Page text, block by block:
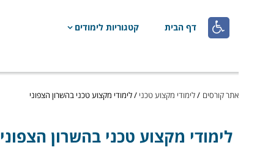
 דף הבית קטגוריות לימודים
אתר קורסים /לימודי מקצוע טכני /לימודי מקצוע טכני בהשרון הצפוני
לימודי מקצוע טכניבהשרון הצפוני